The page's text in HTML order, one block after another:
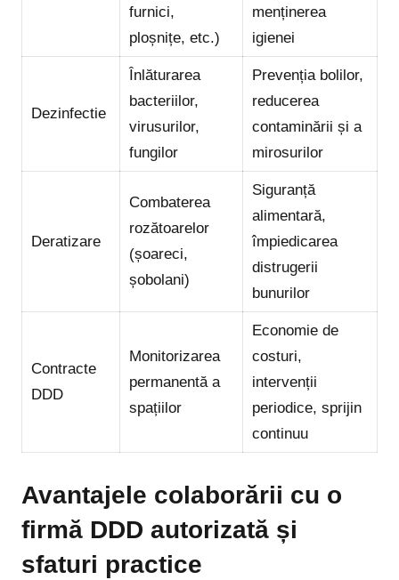
furnici,
ploșnițe, etc.)
menținerea
igienei
Dezinfectie
Înlăturarea
bacteriilor,
virusurilor,
fungilor
Prevenția bolilor,
reducerea
contaminării și a
mirosurilor
Deratizare
Combaterea
rozătoarelor
(șoareci,
șobolani)
Siguranță
alimentară,
împiedicarea
distrugerii
bunurilor
Contracte
DDD
Monitorizarea
permanentă a
spațiilor
Economie de
costuri,
intervenții
periodice, sprijin
continuu
Avantajele colaborării cu o
firmă DDD autorizată și
sfaturi practice